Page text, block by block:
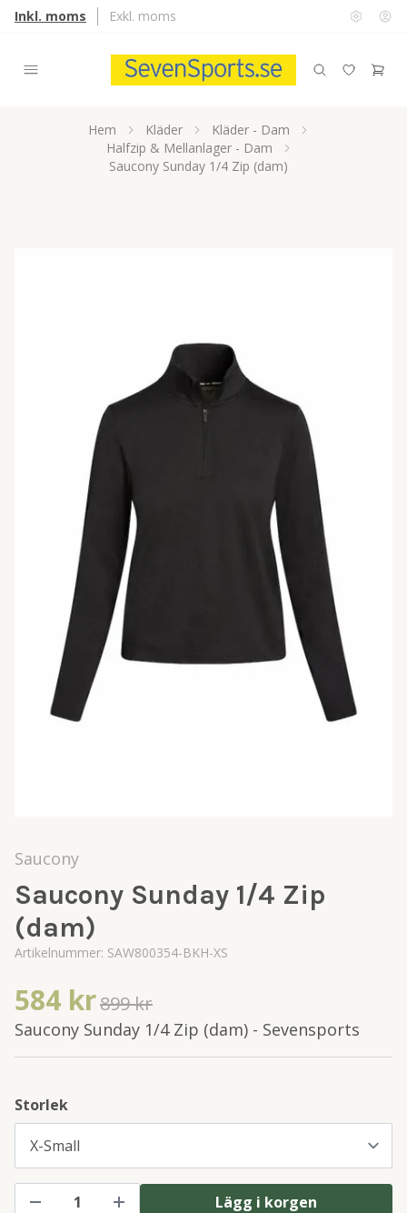
Inkl. moms Exkl. moms
Hem Kläder
Kläder - Dam
Halfzip & Mellanlager - Dam
Saucony Sunday 1/4 Zip (dam)
Saucony
Saucony Sunday 1/4 Zip
(dam)
Artikelnummer: SAW800354-BKH-XS
584 kr899 kr
Saucony Sunday 1/4 Zip (dam) - Sevensports
Storlek
Lägg i korgen